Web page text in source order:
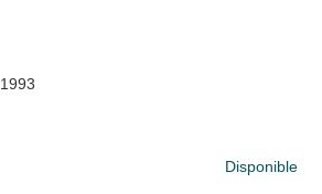
1993
Disponible